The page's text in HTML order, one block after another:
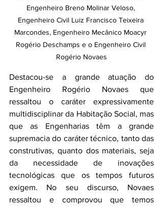
Engenheiro Breno Molinar Veloso,
Engenheiro Civil Luiz Francisco Teixeira
Marcondes, Engenheiro Mecânico Moacyr
Rogério Deschamps e o Engenheiro Civil
Rogério Novaes
Destacou-se a grande atuação do
Engenheiro Rogério Novaes que
ressaltou o caráter expressivamente
multidisciplinar da Habitação Social, mas
que as Engenharias têm a grande
supremacia do caráter técnico, tanto das
construtivas, quanto dos materiais, seja
da necessidade de inovações
tecnológicas que os tempos futuros
exigem. No seu discurso, Novaes
ressaltou e comprovou que temos